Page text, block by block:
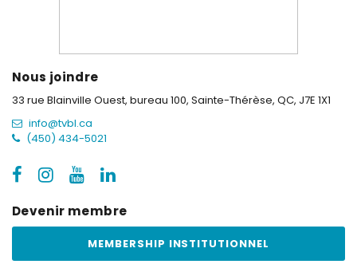
Nous joindre
33 rue Blainville Ouest, bureau 100, Sainte-Thérèse, QC, J7E 1X1
info@tvbl.ca
(450) 434-5021
Devenir membre
MEMBERSHIP INSTITUTIONNEL